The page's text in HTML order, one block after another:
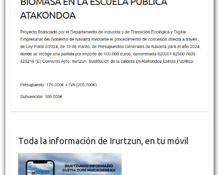
Toda la información de Irurtzun, en tu móvil